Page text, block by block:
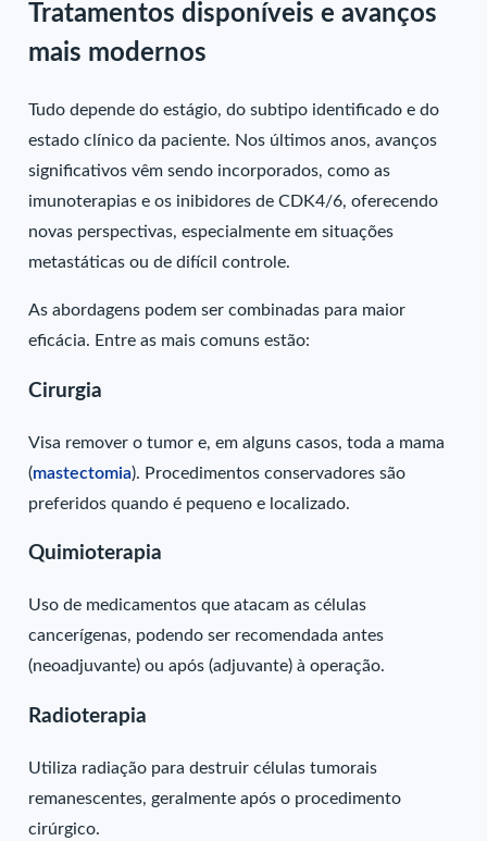
Tratamentos disponíveis e avanços
mais modernos
Tudo depende do estágio, do subtipo identificado e do
estado clínico da paciente. Nos últimos anos, avanços
significativos vêm sendo incorporados, como as
imunoterapias e os inibidores de CDK4/6, oferecendo
novas perspectivas, especialmente em situações
metastáticas ou de difícil controle.
As abordagens podem ser combinadas para maior
eficácia. Entre as mais comuns estão:
Cirurgia
Visa remover o tumor e, em alguns casos, toda a mama
(mastectomia). Procedimentos conservadores são
preferidos quando é pequeno e localizado.
Quimioterapia
Uso de medicamentos que atacam as células
cancerígenas, podendo ser recomendada antes
(neoadjuvante) ou após (adjuvante) à operação.
Radioterapia
Utiliza radiação para destruir células tumorais
remanescentes, geralmente após o procedimento
cirúrgico.